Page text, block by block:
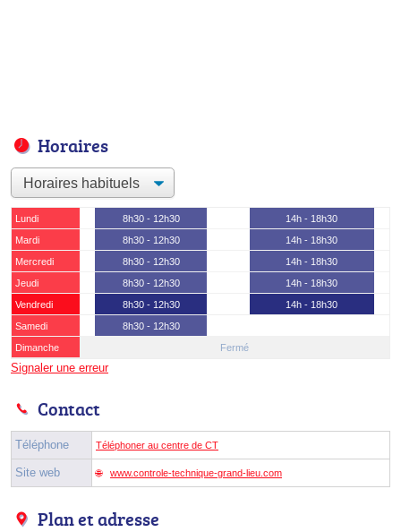
Horaires
Lundi 8h30 - 12h30
14h - 18h30
Mardi
8h30 - 12h30
14h - 18h30
Mercredi
8h30 - 12h30
14h - 18h30
Jeudi
8h30 - 12h30
14h - 18h30
Vendredi
8h30 - 12h30
14h - 18h30
Samedi
8h30 - 12h30
Dimanche
Fermé
Signaler une erreur
Contact
Téléphone Téléphoner au centre de CT
Site web www.controle-technique-grand-lieu.com
Plan et adresse